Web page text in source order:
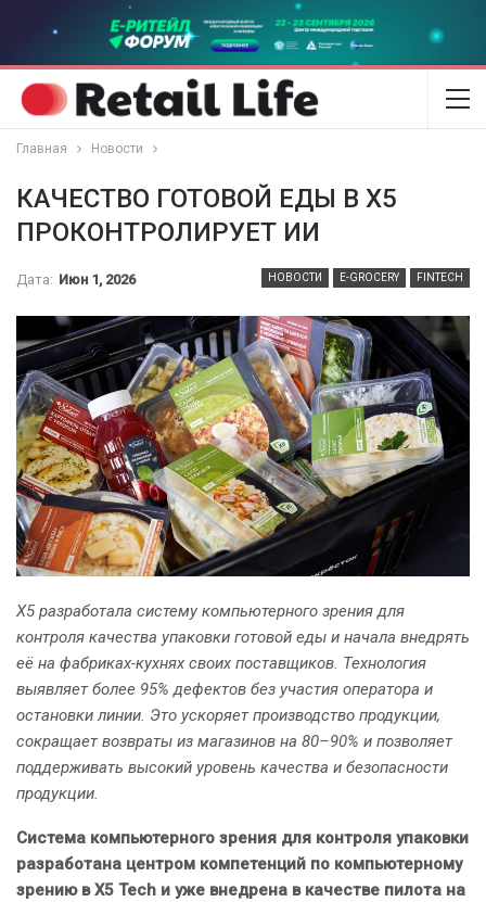
Главная Новости
КАЧЕСТВО ГОТОВОЙ ЕДЫ В X5
ПРОКОНТРОЛИРУЕТ ИИ
НОВОСТИ E-GROCERY FINTECH
Дата: Июн 1, 2026
X5 разработала систему компьютерного зрения для
контроля качества упаковки готовой еды и начала внедрять
её на фабриках-кухнях своих поставщиков. Технология
выявляет более 95% дефектов без участия оператора и
остановки линии. Это ускоряет производство продукции,
сокращает возвраты из магазинов на 80–90% и позволяет
поддерживать высокий уровень качества и безопасности
продукции.
Система компьютерного зрения для контроля упаковки
разработана центром компетенций по компьютерному
зрению в X5 Tech и уже внедрена в качестве пилота на